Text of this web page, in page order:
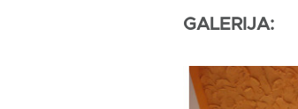
GALERIJA: